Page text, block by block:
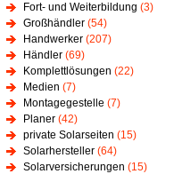
Fort- und Weiterbildung (3)
Großhändler (54)
Handwerker (207)
Händler (69)
Komplettlösungen (22)
Medien (7)
Montagegestelle (7)
Planer (42)
private Solarseiten (15)
Solarhersteller (64)
Solarversicherungen (15)